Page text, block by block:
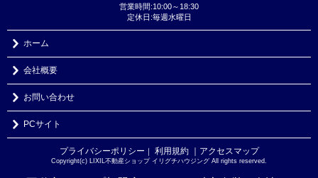
営業時間:10:00～18:30
定休日:毎週水曜日
ホーム
会社概要
お問い合わせ
PCサイト
プライバシーポリシー 利用規約 ｜アクセスマップ
Copyright(c) LIXIL不動産ショップ イリグチハウジング All rights reserved.